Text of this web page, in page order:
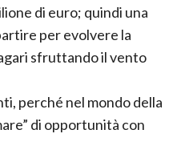
di euro; quindi una
per evolvere la
sfruttando il vento
perché nel mondo della
di opportunità con